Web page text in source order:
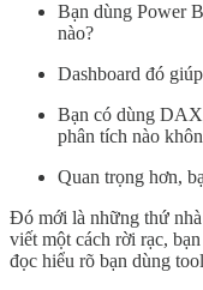
Bạn dùng Power
nào?
Dashboard đó
Bạn có dùng
phân tích nào
Quan trọng hơn,
Đó mới là những thứ
viết một cách rời rạc,
đọc hiểu rõ bạn dùng